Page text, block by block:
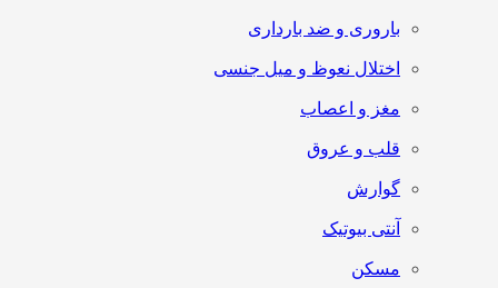
باروری و ضد بارداری
اختلال نعوظ و میل جنسی
مغز و اعصاب
قلب و عروق
گوارش
آنتی‌ بیوتیک
مسکن